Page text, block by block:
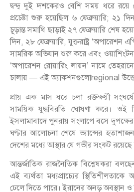
দ্বন্দ্ব দুই দশকেরও বেশি সময় ধরে
প্রচেষ্টা শুরু হয়েছিল ৬ ফেব্রুয়ারি; ২১
চূড়ান্ত সমাধি ছাড়াই ২৭ ফেব্রুয়ারি শেষ
দিন, ২৮ ফেব্রুয়ারি, যুক্তরাষ্ট্র ‘অপারেশন
সামরিক অভিযান শুরু করে এবং
‘অপারেশন রোয়ারিং লায়ন’ নামে
চালায় — এই অ্যাকশনগুলোregional
প্রায় এক মাস ধরে চলা রক্তক্ষয়ী
সাময়িক যুদ্ধবিরতি ঘোষণা করে। ওই
ইসলামাবাদে পুনরায় সংলাপে বসে
ঘণ্টার আলোচনা শেষে ভ্যান্সের
দেশের মধ্যে আস্থার যে গভীর সংকট রয়েছে
আন্তর্জাতিক রাজনৈতিক বিশ্লেষকরা
এই ব্যর্থতা মধ্যপ্রাচ্যের
ঢেলে দিতে পারে। ইরানের অনড় অবস্থান ও